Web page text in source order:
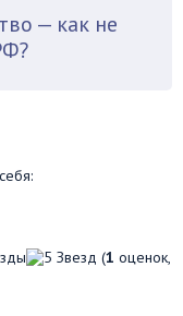
— как не
(1 оценок,